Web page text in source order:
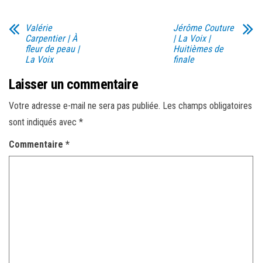
Valérie
Carpentier | À
fleur de peau |
La Voix
Jérôme Couture
| La Voix |
Huitièmes de
finale
Laisser un commentaire
Votre adresse e-mail ne sera pas publiée. Les champs obligatoires
sont indiqués avec *
Commentaire *